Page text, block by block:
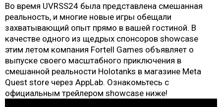
Во время UVRSS24 была представлена смешанная
реальность, и многие новые игры обещали
захватывающий опыт прямо в вашей гостиной. В
качестве одного из щедрых спонсоров showcase
этим летом компания Fortell Games объявляет о
выпуске своего масштабного приключения в
смешанной реальности Holotanks в магазине Meta
Quest store через AppLab. Ознакомьтесь с
официальным трейлером showcase ниже!